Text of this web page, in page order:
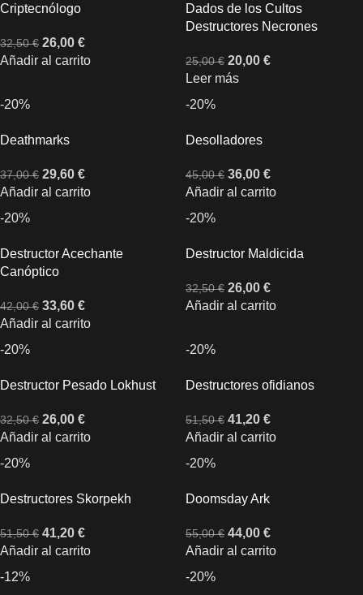
Criptecnólogo
32,50€ 26,00 €
Añadir al carrito
Dados de los Cultos
Destructores Necrones
25,00€ 20,00 €
Leer más
-20%
Deathmarks
37,00€ 29,60 €
Añadir al carrito
-20%
Desolladores
45,00€ 36,00 €
Añadir al carrito
-20%
Destructor Acechante
Canóptico
42,00€ 33,60 €
Añadir al carrito
-20%
Destructor Maldicida
32,50€ 26,00 €
Añadir al carrito
-20%
Destructor Pesado Lokhust
32,50€ 26,00 €
Añadir al carrito
-20%
Destructores ofidianos
51,50€ 41,20 €
Añadir al carrito
-20%
Destructores Skorpekh
51,50€ 41,20 €
Añadir al carrito
-20%
Doomsday Ark
55,00€ 44,00 €
Añadir al carrito
-12%
-20%